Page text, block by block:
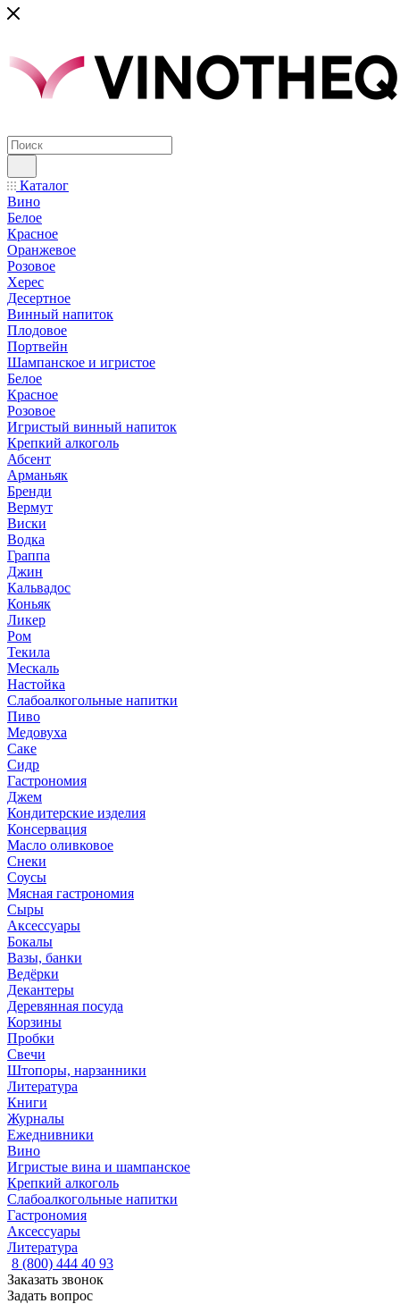
Каталог
Вино
Белое
Красное
Оранжевое
Розовое
Херес
Десертное
Винный напиток
Плодовое
Портвейн
Шампанское и игристое
Белое
Красное
Розовое
Игристый винный напиток
Крепкий алкоголь
Абсент
Арманьяк
Бренди
Вермут
Виски
Водка
Граппа
Джин
Кальвадос
Коньяк
Ликер
Ром
Текила
Мескаль
Настойка
Слабоалкогольные напитки
Пиво
Медовуха
Саке
Сидр
Гастрономия
Джем
Кондитерские изделия
Консервация
Масло оливковое
Снеки
Соусы
Мясная гастрономия
Сыры
Аксессуары
Бокалы
Вазы, банки
Ведёрки
Декантеры
Деревянная посуда
Корзины
Пробки
Свечи
Штопоры, нарзанники
Литература
Книги
Журналы
Ежеднивники
Вино
Игристые вина и шампанское
Крепкий алкоголь
Слабоалкогольные напитки
Гастрономия
Аксессуары
Литература
8 (800) 444 40 93
Заказать звонок
Задать вопрос